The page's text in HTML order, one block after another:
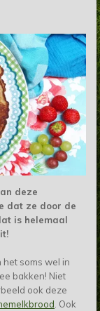
deze
dat ze door de
is helemaal
soms wel in
bakken! Niet
ook deze
. Ook